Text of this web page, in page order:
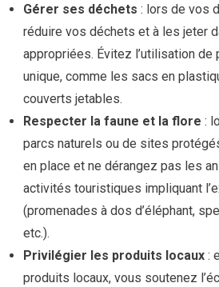
Gérer ses déchets : lors de vos
réduire vos déchets et à les jeter
appropriées. Évitez l’utilisation de
unique, comme les sacs en
couverts jetables.
Respecter la faune et la flore :
parcs naturels ou de sites
en place et ne dérangez pas les
activités touristiques impliquant
(promenades à dos d’éléphant,
etc.).
Privilégier les produits locaux:
produits locaux, vous soutenez